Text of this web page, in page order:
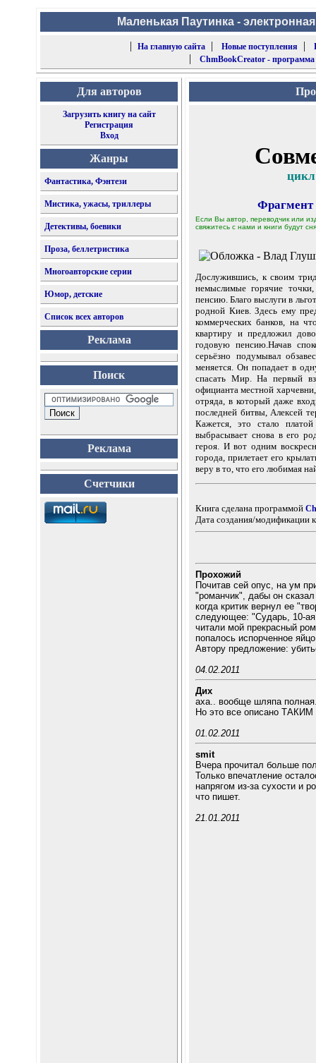
Маленькая Паутинка -
|
На главную сайта| Новые поступления |
| ChmBookCreator -
Для авторов
Загрузить книгу на сайт
Регистрация
Вход
Жанры
Фантастика, Фэнтези
Мистика, ужасы, триллеры
Детективы, боевики
Проза, беллетристика
Многоавторские серии
Юмор, детские
Список всех авторов
Реклама
Поиск
Реклама
Счетчики
Фрагмент
Если Вы автор, переводчик или
свяжитесь с нами и книги будут
Дослужившись, к своим
немыслимые горячие
пенсию. Благо выслуги в
родной Киев. Здесь ему
коммерческих банков, на
квартиру и предложил
годовую пенсию.Начав
серьёзно подумывал
меняется. Он попадает в
спасать Мир. На первый
официанта местной
отряда, в который даже
последней битвы, Алексей
Кажется, это стало
выбрасывает снова в его
героя. И вот одним
города, прилетает его
веру в то, что его любимая
Книга сделана программой
Дата создания/модификации
Прохожий
Почитав сей опус, на ум
"романчик", дабы он
когда критик вернул ее
следующее: "Сударь, 10-ая
читали мой прекрасный
попалось испорченное
Автору предложение:
04.02.2011
Дих
аха.. вообще шляпа
Но это все описано
01.02.2011
smit
Вчера прочитал больше
Только впечатление
напрягом из-за сухости и
что пишет.
21.01.2011